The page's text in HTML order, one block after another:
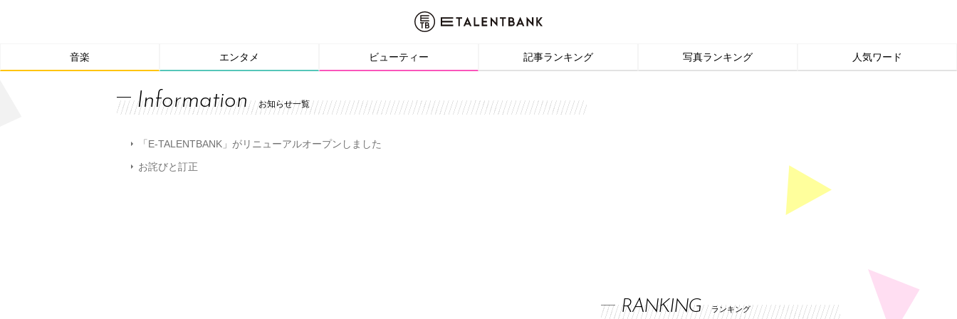
音楽 エンタメ ビューティー 記事ランキング 写真ランキング 人気ワード
Information お知らせ一覧
「E-TALENTBANK」がリニューアルオープンしました
お詫びと訂正
RANKING ランキング